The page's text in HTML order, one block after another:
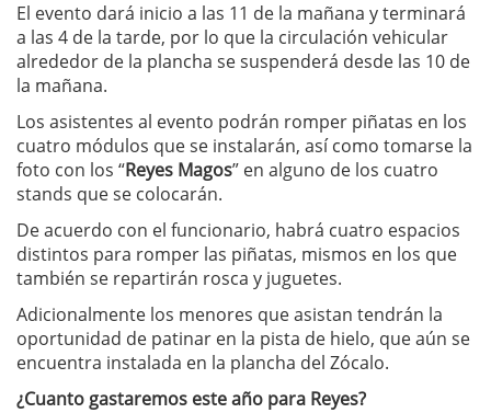
El evento dará inicio a las 11 de la mañana y terminará
a las 4 de la tarde, por lo que la circulación vehicular
alrededor de la plancha se suspenderá desde las 10 de
la mañana.
Los asistentes al evento podrán romper piñatas en los
cuatro módulos que se instalarán, así como tomarse la
foto con los “Reyes Magos” en alguno de los cuatro
stands que se colocarán.
De acuerdo con el funcionario, habrá cuatro espacios
distintos para romper las piñatas, mismos en los que
también se repartirán rosca y juguetes.
Adicionalmente los menores que asistan tendrán la
oportunidad de patinar en la pista de hielo, que aún se
encuentra instalada en la plancha del Zócalo.
¿Cuanto gastaremos este año para Reyes?